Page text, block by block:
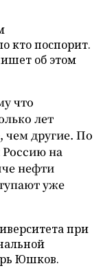
кто поспорит.
об этом
что
лет
чем другие. По
Россию на
нефти
уже
при
Юшков.